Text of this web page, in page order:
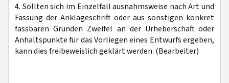
4. Sollten sich im Einzelfall ausnahmsweise nach Art und
Fassung der Anklageschrift oder aus sonstigen konkret
fassbaren Gründen Zweifel an der Urheberschaft oder
Anhaltspunkte für das Vorliegen eines Entwurfs ergeben,
kann dies freibeweislich geklärt werden. (Bearbeiter)